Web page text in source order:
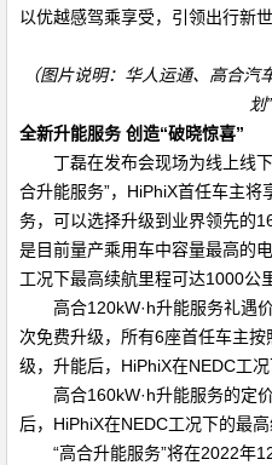
以优越感驾乘享受，引领出行新
（图片说明：华人运通、高合汽
划”
全新升能服务 创造“破晓惊喜”
丁磊在发布会现场为线上线
合升能服务”， HiPhiX首任车主将
务，可以选择升级到业界领先的
是目前量产乘用车中容量最高的
工况下最高续航里程可达1000公
高合120kW·h升能服务礼遇
次免费升级，所有6座首任车主
级，升能后， HiPhiX在NEDC工
高合160kW·h升能服务的定
后， HiPhiX在NEDC工况下的最
“高合升能服务”将在2022年